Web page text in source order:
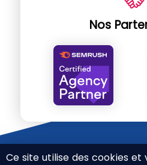
Nos
Ce site utilise des cookies